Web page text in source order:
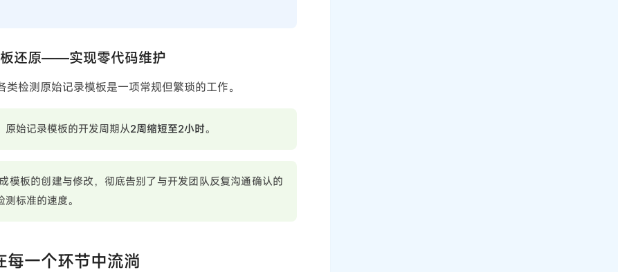
还原——实现零代码维护
检测原始记录模板是一项常规但繁琐的工作。
原始记录模板的开发周期从2周缩短至2小时。
模板的创建与修改，彻底告别了与开发团队反复沟通确认的
标准的速度。
每一个环节中流淌